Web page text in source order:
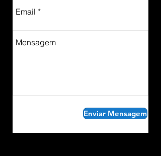
Enviar Mensagem